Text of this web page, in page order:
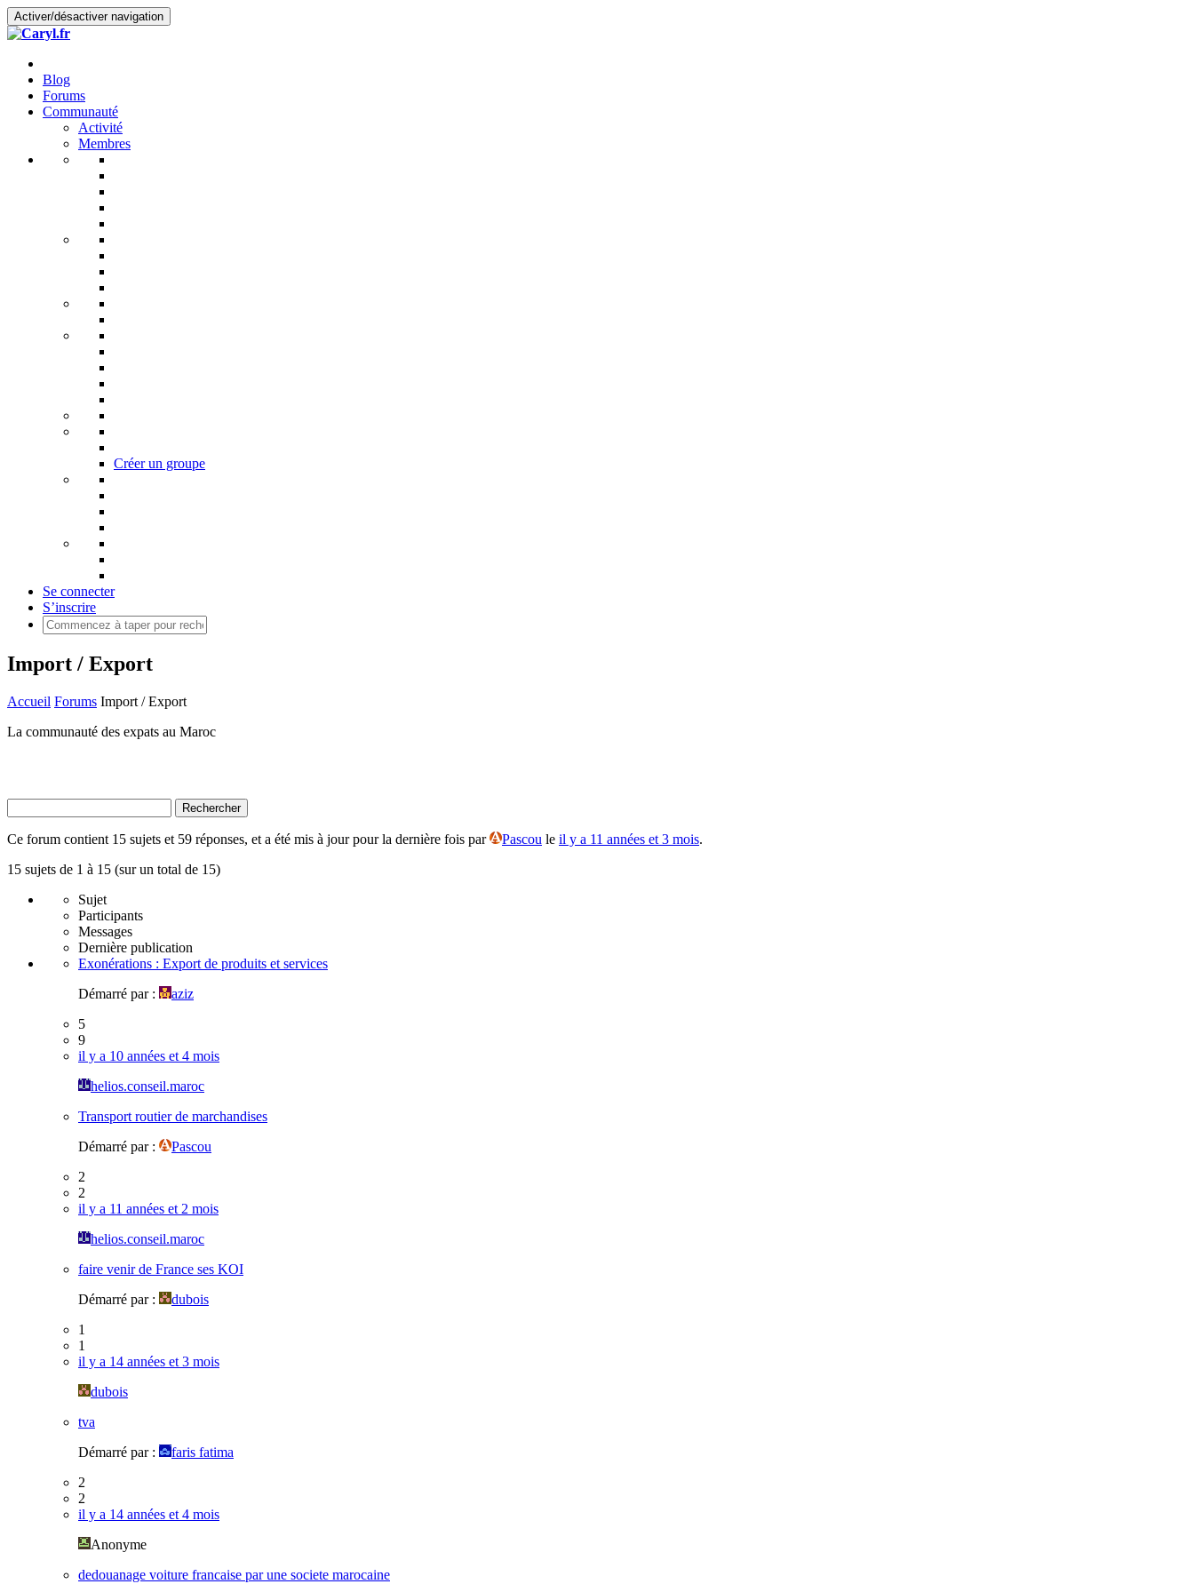
Activer/désactiver navigation
Blog
Forums
Communauté
Activité
Membres
Créer un groupe
Se connecter
S’inscrire
Import / Export
Accueil Forums Import / Export
La communauté des expats au Maroc
Ce forum contient 15 sujets et 59 réponses, et a été mis à jour pour la dernière fois par Pascou le il y a 11 années et 3 mois.
15 sujets de 1 à 15 (sur un total de 15)
Sujet
Participants
Messages
Dernière publication
Exonérations : Export de produits et services
Démarré par :
aziz
5
9
il y a 10 années et 4 mois
helios.conseil.maroc
Transport routier de marchandises
Démarré par :
Pascou
2
2
il y a 11 années et 2 mois
helios.conseil.maroc
faire venir de France ses KOI
Démarré par :
dubois
1
1
il y a 14 années et 3 mois
dubois
tva
Démarré par :
faris fatima
2
2
il y a 14 années et 4 mois
Anonyme
dedouanage voiture francaise par une societe marocaine